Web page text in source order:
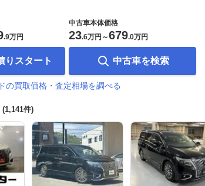
.9万円
りスタート
中古車本体価格
23.6万円 ～679.0万円
中古車を検索
の買取価格・査定相場を調べる
(1,141件)